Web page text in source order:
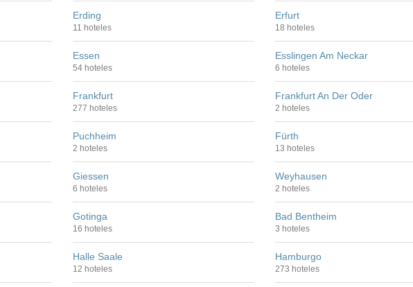
Erding
11 hoteles
Erfurt
18 hoteles
Essen
54 hoteles
Esslingen Am Neckar
6 hoteles
Frankfurt
277 hoteles
Frankfurt An Der Oder
2 hoteles
Puchheim
2 hoteles
Fürth
13 hoteles
Giessen
6 hoteles
Weyhausen
2 hoteles
Gotinga
16 hoteles
Bad Bentheim
3 hoteles
Halle Saale
12 hoteles
Hamburgo
273 hoteles